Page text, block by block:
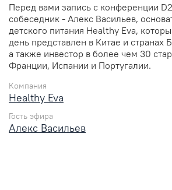
Перед вами запись с конференции
собеседник - Алекс Васильев,
детского питания Healthy Eva,
день представлен в Китае и странах
а также инвестор в более чем 30
Франции, Испании и Португалии.
Компания
Healthy Eva
Гость эфира
Алекс Васильев